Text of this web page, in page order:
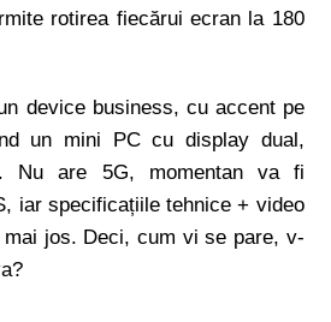
rotirea fiecărui ecran la 180
device business, cu accent pe
un mini PC cu display dual,
Nu are 5G, momentan va fi
iar specificațiile tehnice + video
jos. Deci, cum vi se pare, v-